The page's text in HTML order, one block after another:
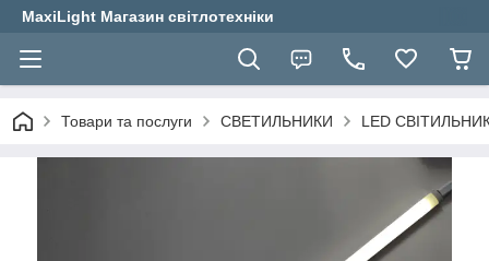
MaxiLight Магазин світлотехніки
Товари та послуги СВЕТИЛЬНИКИ LED